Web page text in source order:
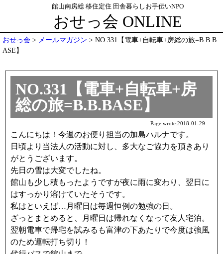
館山南房総 移住定住 田舎暮らしお手伝いNPO
おせっ会 ONLINE
おせっ会 > メールマガジン > NO.331【電車+自転車+房総の旅=B.B.B
ASE】
NO.331【電車+自転車+房
総の旅=B.B.BASE】
Page wrote:2018-01-29
こんにちは！今週のお便り担当の加島ハルナです。
日頃より当法人の活動に対し、多大なご協力を頂きあり
がとうございます。
先日の雪は大変でしたね。
館山も少し積もったようですが夜に雨に変わり、翌日に
はすっかり溶けていたそうです。
私はといえば…月曜日は毎週恒例の勉強の日。
ざっとまとめると、月曜日は帰れなくなって友人宅泊。
翌朝電車で帰宅を試みるも富津の下あたりで今度は強風
のため運転打ち切り！